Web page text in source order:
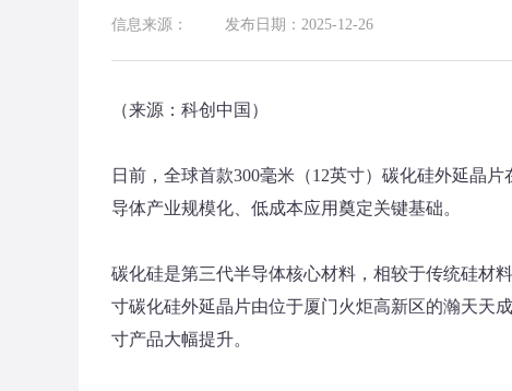
信息来源： 发布日期：2025-12-26
（来源：科创中国）
日前，全球首款300毫米（12英寸）碳化硅外延晶
导体产业规模化、低成本应用奠定关键基础。
碳化硅是第三代半导体核心材料，相较于传统硅材
寸碳化硅外延晶片由位于厦门火炬高新区的瀚天天
寸产品大幅提升。